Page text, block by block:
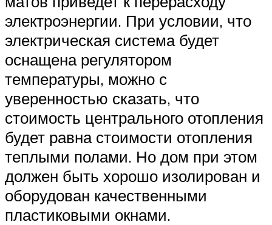
электроэнергии. При условии, что
электрическая система будет
оснащена регулятором
температуры, можно с
уверенностью сказать, что
стоимость центрального отопления
будет равна стоимости отопления
теплыми полами. Но дом при этом
должен быть хорошо изолирован и
оборудован качественными
пластиковыми окнами.